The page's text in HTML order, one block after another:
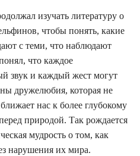
изучать литературу о
чтобы понять, какие
с теми, что наблюдают
что каждое
звук и каждый жест могут
дружелюбия, которая не
нас к более глубокому
природой. Так рождается
мудрость о том, как
нарушения их мира.